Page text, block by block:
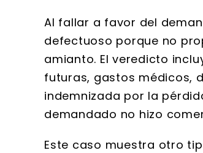
Al fallar a favor del
defectuoso porque no
amianto. El veredicto
futuras, gastos médicos,
indemnizada por la
demandado no hizo
Este caso muestra otro